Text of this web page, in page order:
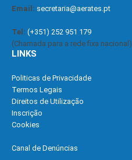
Email: secretaria@aerates.pt
Tel: (+351) 252 951 179
(Chamada para a rede fixa nacional)
LINKS
Politicas de Privacidade
Termos Legais
Direitos de Utilização
Inscrição
Cookies
Canal de Denúncias